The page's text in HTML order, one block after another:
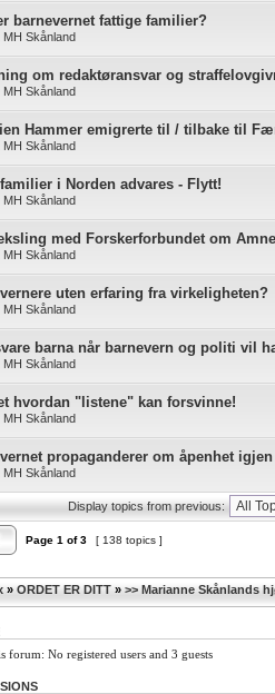
barnevernet fattige familier?
MH Skånland
om redaktøransvar og
MH Skånland
Hammer emigrerte til / tilbake til
MH Skånland
i Norden advares - Flytt!
MH Skånland
med Forskerforbundet om
MH Skånland
uten erfaring fra virkeligheten?
MH Skånland
barna når barnevern og politi vil
MH Skånland
hvordan "listene" kan forsvinne!
MH Skånland
propaganderer om åpenhet igjen
MH Skånland
Display topics from previous:
Page 1 of3 [ 138 topics ]
» ORDET ER DITT » >> Marianne Skånlands
forum: No registered users and 3 guests